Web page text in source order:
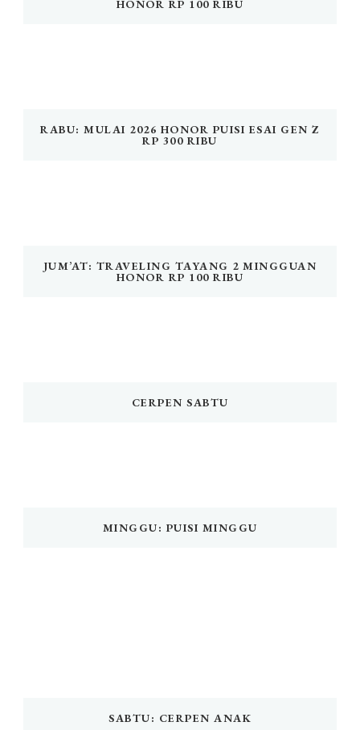
HONOR RP 100 RIBU
RABU: MULAI 2026 HONOR PUISI ESAI GEN Z
RP 300 RIBU
JUM’AT: TRAVELING TAYANG 2 MINGGUAN
HONOR RP 100 RIBU
CERPEN SABTU
MINGGU: PUISI MINGGU
SABTU: CERPEN ANAK